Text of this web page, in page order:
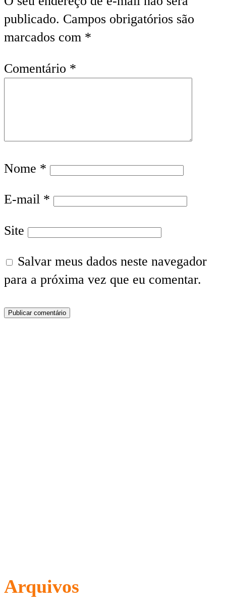
publicado. Campos obrigatórios são
marcados com *
Comentário *
Nome *
E-mail *
Site
Salvar meus dados neste navegador
para a próxima vez que eu comentar.
Arquivos